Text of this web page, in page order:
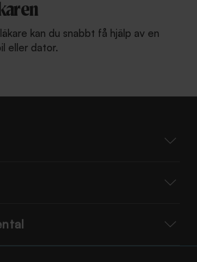
kan du snabbt få hjälp av en
eller dator.